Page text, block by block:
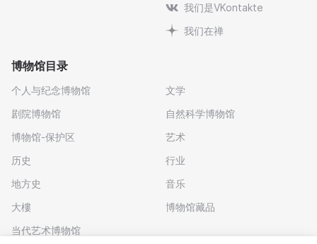
我们是VKontakte
我们在禅
博物馆目录
个人与纪念博物馆
剧院博物馆
博物馆-保护区
历史
地方史
大樓
当代艺术博物馆
文学
自然科学博物馆
艺术
行业
音乐
博物馆藏品